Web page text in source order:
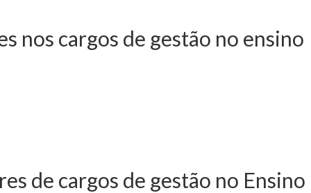
nos cargos de gestão no ensino
de cargos de gestão no Ensino